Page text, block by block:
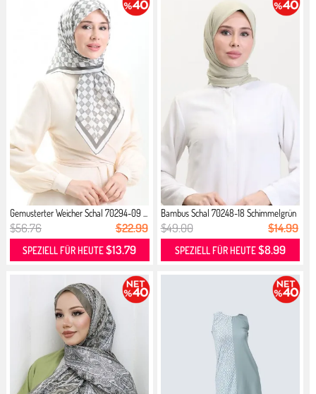
Gemusterter Weicher Schal 70294-09 ...
$56.76 $22.99
SPEZIELL FÜR HEUTE$13.79
Bambus Schal 70248-18 Schimmelgrün
$49.00 $14.99
SPEZIELL FÜR HEUTE$8.99